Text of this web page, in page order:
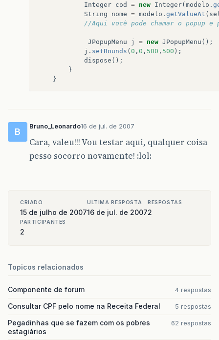
Integer cod = new Integer( modelo .
String
nome = modelo . getValueAt (
//Aqui você pode chamar o popup
JPopupMenu j = new JPopupMenu ();
j . setBounds ( 0 , 0 , 500 , 500 );
dispose ();
}
}
B
Bruno_Leonardo16 de jul. de 2007
Cara, valeu!!! Vou testar aqui, qualquer coisa
pesso socorro novamente! :lol:
CRIADO
15 de julho de 2007
ULTIMA RESPOSTA
16 de jul. de 2007
RESPOSTAS
2
PARTICIPANTES
2
Topicos relacionados
Componente de forum 4 respostas
Consultar CPF pelo nome na Receita Federal 5 respostas
Pegadinhas que se fazem com os pobres
estagiários
62 respostas